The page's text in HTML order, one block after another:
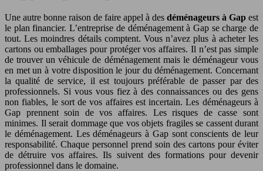
Une autre bonne raison de faire appel à des déménageurs à Gap est
le plan financier. L’entreprise de déménagement à Gap se charge de
tout. Les moindres détails comptent. Vous n’avez plus à acheter les
cartons ou emballages pour protéger vos affaires. Il n’est pas simple
de trouver un véhicule de déménagement mais le déménageur vous
en met un à votre disposition le jour du déménagement. Concernant
la qualité de service, il est toujours préférable de passer par des
professionnels. Si vous vous fiez à des connaissances ou des gens
non fiables, le sort de vos affaires est incertain. Les déménageurs à
Gap prennent soin de vos affaires. Les risques de casse sont
minimes. Il serait dommage que vos objets fragiles se cassent durant
le déménagement. Les déménageurs à Gap sont conscients de leur
responsabilité. Chaque personnel prend soin des cartons pour éviter
de détruire vos affaires. Ils suivent des formations pour devenir
professionnel dans le domaine.